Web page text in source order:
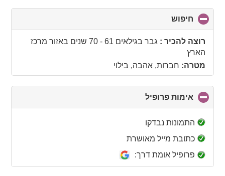
חיפוש
to
collapseרוצה להכיר : גבר בגילאים 61 - 70 שנים באזור מרכז
הארץ
מטרה: חברות, אהבה, בילוי
אימות פרופיל
to
התמונות נבדקו
כתובת מייל מאושרת
פרופיל אומת דרך: